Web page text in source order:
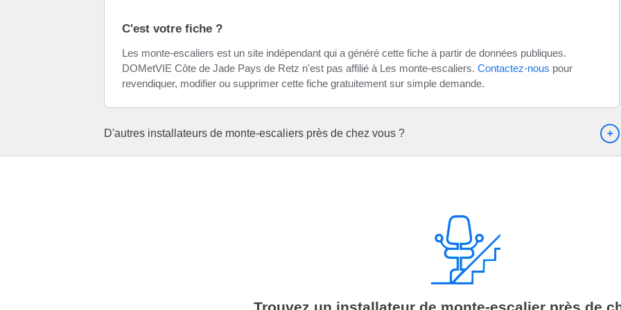
C'est votre fiche ?
Les monte-escaliers est un site indépendant qui a généré cette fiche à partir de données publiques.
DOMetVIE Côte de Jade Pays de Retz n'est pas affilié à Les monte-escaliers. Contactez-nous pour
revendiquer, modifier ou supprimer cette fiche gratuitement sur simple demande.
D'autres installateurs de monte-escaliers près de chez vous ?